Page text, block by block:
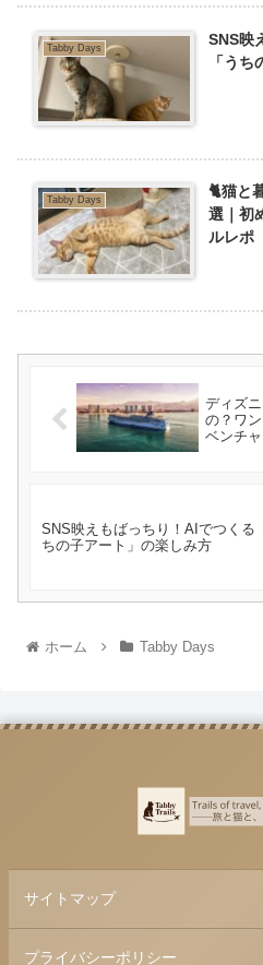
Tabby Days
SNS映
「う
Tabby Days
🐈猫と
選｜初
ルレポ
ディズ
の？ワ
ベンチ
SNS映えもばっちり！AIでつくる
ちの子アート」の楽しみ方
ホーム Tabby Days
サイトマップ
プライバシーポリシー